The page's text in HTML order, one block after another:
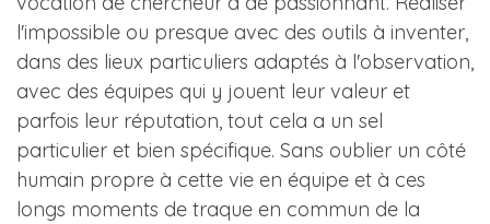
l'impossible ou presque avec des outils à inventer,
dans des lieux particuliers adaptés à l'observation,
avec des équipes qui y jouent leur valeur et
parfois leur réputation, tout cela a un sel
particulier et bien spécifique. Sans oublier un côté
humain propre à cette vie en équipe et à ces
longs moments de traque en commun de la